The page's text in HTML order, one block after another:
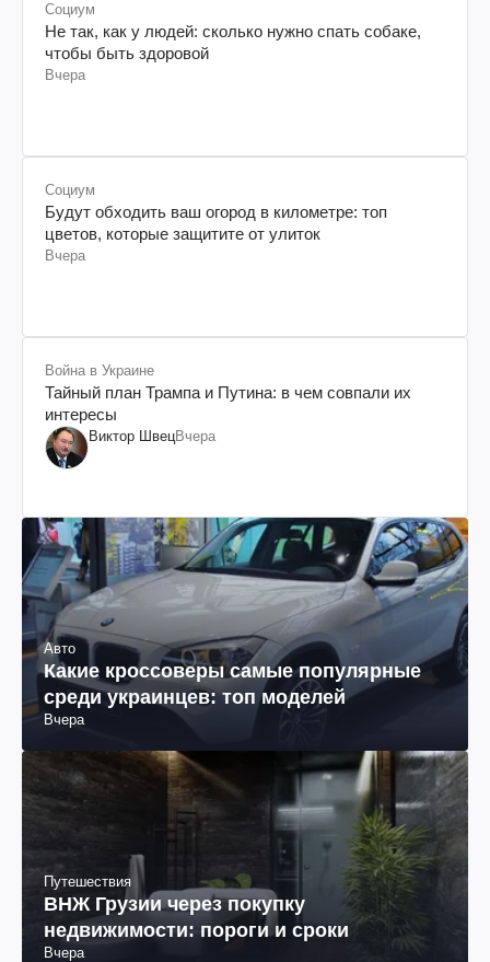
Социум
Не так, как у людей: сколько нужно спать собаке,
чтобы быть здоровой
Вчера
Социум
Будут обходить ваш огород в километре: топ
цветов, которые защитите от улиток
Вчера
Война в Украине
Тайный план Трампа и Путина: в чем совпали их
интересы
Виктор ШвецВчера
Авто
Какие кроссоверы самые популярные
среди украинцев: топ моделей
Вчера
Путешествия
ВНЖ Грузии через покупку
недвижимости: пороги и сроки
Вчера